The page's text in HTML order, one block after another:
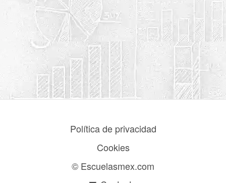
Política de privacidad
Cookies
© Escuelasmex.com